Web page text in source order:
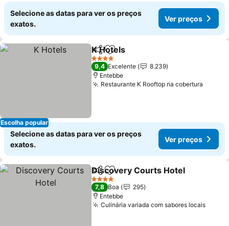
Selecione as datas para ver os preços
exatos.
Ver preços
Escolha popular
PartilharAdicionar aos favoritos
K Hotels
4 Estrelas
9,4 Excelente
8.239
Entebbe
Restaurante K Rooftop na cobertura
Selecione as datas para ver os preços
exatos.
Ver preços
PartilharAdicionar aos favoritos
Discovery Courts Hotel
4 Estrelas
7,8 Boa
295
Entebbe
Culinária variada com sabores locaisVer